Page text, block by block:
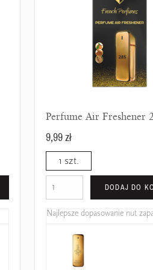
Perfume Air Freshener
9,99 zł
1 szt.
DODAJ DO
Najlepsze dopasowanie nut